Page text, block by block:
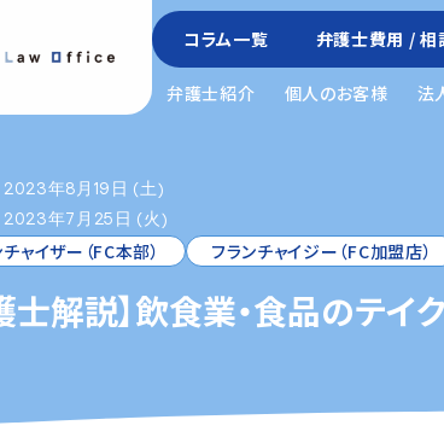
コラム一覧 弁護士費用 / 相
弁護士紹介 個人のお客様 法
年8月19日 (土)
年7月25日 (火)
ャイザー（FC本部）
フランチャイジー（FC加盟店）
士解説】飲食業・食品のテ